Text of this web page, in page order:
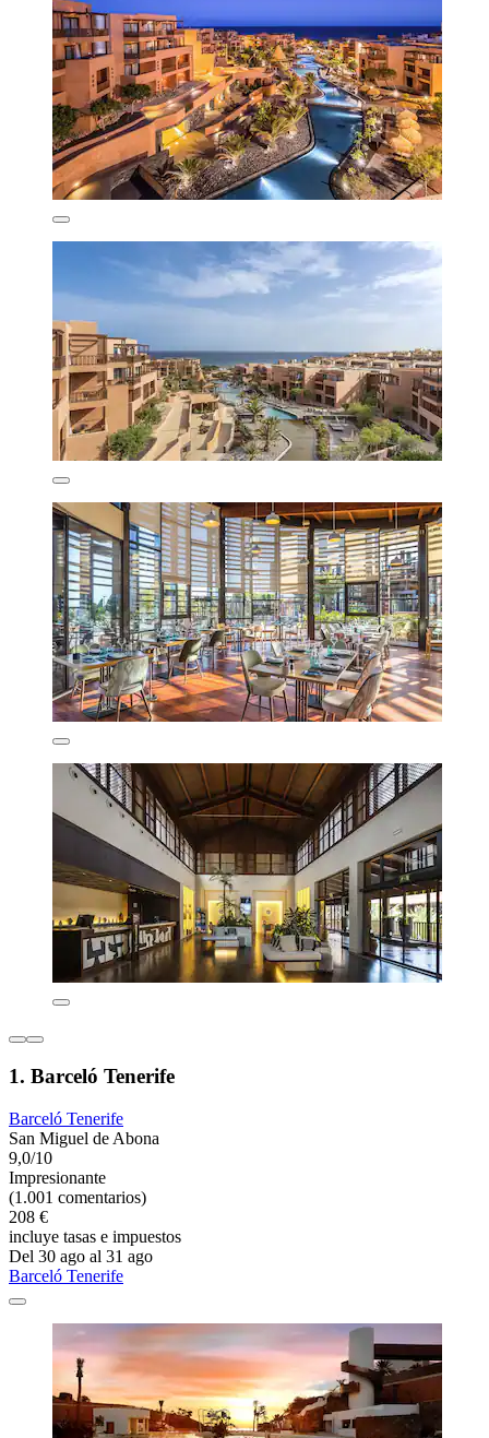
1. Barceló Tenerife
Barceló Tenerife
San Miguel de Abona
9,0/10
Impresionante
(1.001 comentarios)
208 €
incluye tasas e impuestos
Del 30 ago al 31 ago
Barceló Tenerife